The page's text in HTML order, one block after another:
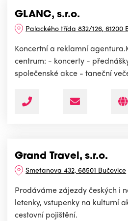
GLANC, s.r.o.
Palackého třída 832/126, 61200
Koncertní a reklamní
centrum: - koncerty -
společenské akce - taneční
Grand Travel, s.r.o.
Smetanova 432, 68501 Bučovice
Prodáváme zájezdy českých i
letenky, vstupenky na kulturní
cestovní pojištění.